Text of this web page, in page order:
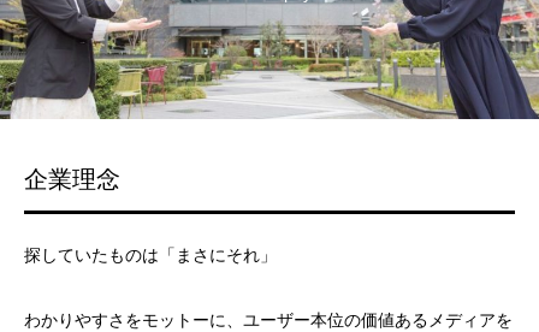
企業理念
探していたものは「まさにそれ」
わかりやすさをモットーに、ユーザー本位の価値あるメディアを